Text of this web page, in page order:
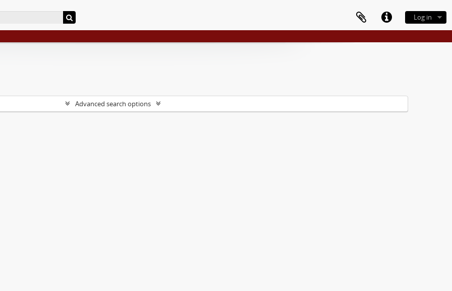
Log in
Advanced search options